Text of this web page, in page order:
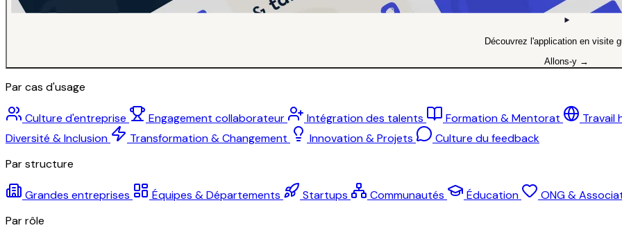
Découvrez l'application en visite
Allons-y →
Par cas d'usage
Culture d'entreprise Engagement collaborateur Intégration des talents Formation & Mentorat
Travail
Diversité & Inclusion
Transformation & Changement Innovation & Projets
Culture du feedback
Par structure
Grandes entreprises Équipes & Départements Startups Communautés Éducation
ONG &
Par rôle